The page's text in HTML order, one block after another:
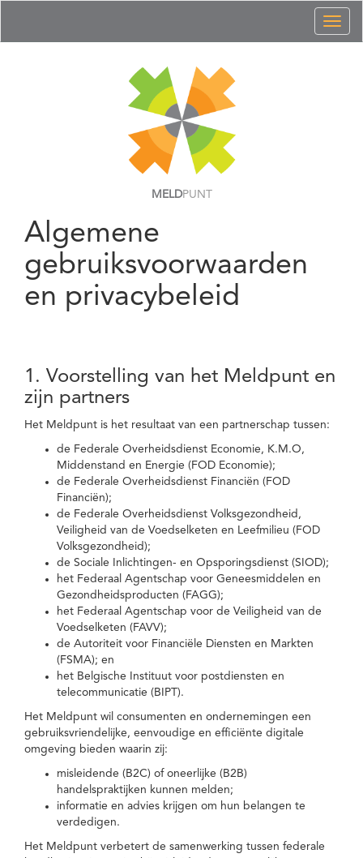
MELDPUNT
Algemene
gebruiksvoorwaarden
en privacybeleid
1. Voorstelling van het Meldpunt en
zijn partners
Het Meldpunt is het resultaat van een partnerschap tussen:
de Federale Overheidsdienst Economie, K.M.O,
Middenstand en Energie (FOD Economie);
de Federale Overheidsdienst Financiën (FOD
Financiën);
de Federale Overheidsdienst Volksgezondheid,
Veiligheid van de Voedselketen en Leefmilieu (FOD
Volksgezondheid);
de Sociale Inlichtingen- en Opsporingsdienst (SIOD);
het Federaal Agentschap voor Geneesmiddelen en
Gezondheidsproducten (FAGG);
het Federaal Agentschap voor de Veiligheid van de
Voedselketen (FAVV);
de Autoriteit voor Financiële Diensten en Markten
(FSMA); en
het Belgische Instituut voor postdiensten en
telecommunicatie (BIPT).
Het Meldpunt wil consumenten en ondernemingen een
gebruiksvriendelijke, eenvoudige en efficiënte digitale
omgeving bieden waarin zij:
misleidende (B2C) of oneerlijke (B2B)
handelspraktijken kunnen melden;
informatie en advies krijgen om hun belangen te
verdedigen.
Het Meldpunt verbetert de samenwerking tussen federale